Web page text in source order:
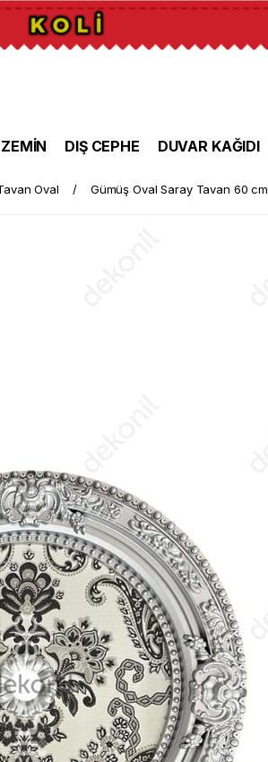
ZEMİN DIŞ CEPHE DUVAR KAĞIDI
Oval Gümüş Oval Saray Tavan 60 cm